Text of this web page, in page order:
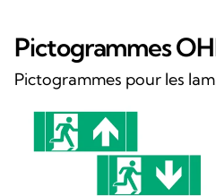
Pictogrammes
Pictogrammes pour les